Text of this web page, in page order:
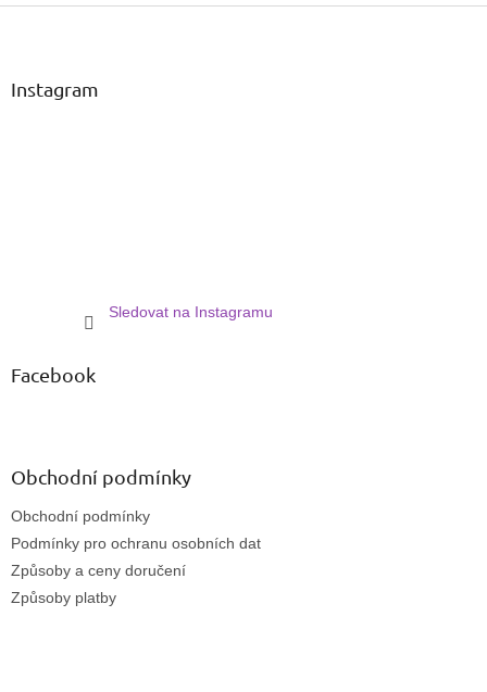
Z
Instagram
Sledovat na Instagramu
Facebook
Obchodní podmínky
Obchodní podmínky
Podmínky pro ochranu osobních dat
Způsoby a ceny doručení
Způsoby platby